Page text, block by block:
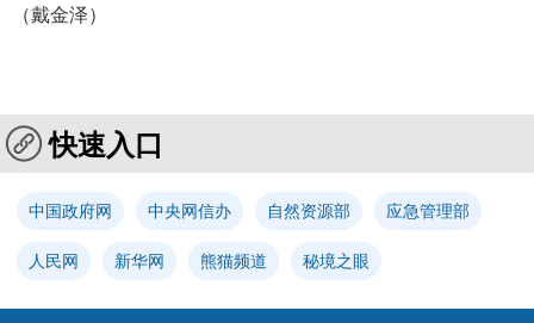
（戴金泽）
快速入口
中国政府网 中央网信办 自然资源部 应急管理部
人民网 新华网 熊猫频道 秘境之眼